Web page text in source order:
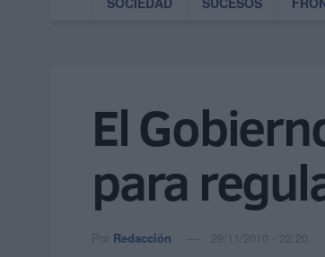
El
para
Por Redacción 29/11/2010 - 23:20